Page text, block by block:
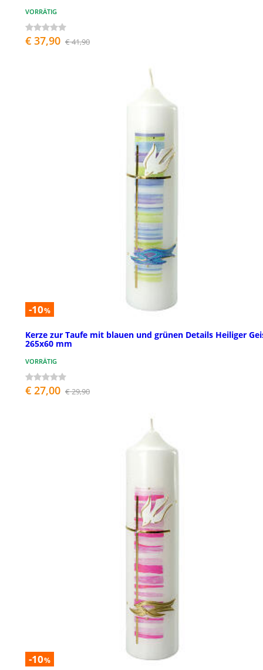
VORRÄTIG
€ 37,90 € 41,90
-10%
Kerze zur Taufe mit blauen und grünen Details Heiliger
265x60 mm
VORRÄTIG
€ 27,00 € 29,90
-10%